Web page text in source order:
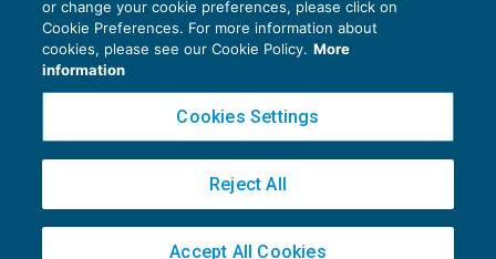
Privacy Policy
Cookie Policy
Copyright 2016 ©Gruppo Euroconference S.p.A.v2.32.2
Piazza Luigi Einaudi, 10N01 - 20124 Milano - info@ecnews.it
02776120236
or change your cookie preferences, please click on
Cookie Preferences. For more information about
cookies, please see our Cookie Policy. More
information
Cookies Settings
Reject All
Accept All Cookies